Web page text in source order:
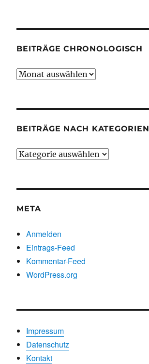
BEITRÄGE CHRONOLOGISCH
Beiträge
BEITRÄGE NACH KATEGORIEN
Beiträge
META
Anmelden
Eintrags-Feed
Kommentar-Feed
WordPress.org
Impressum
Datenschutz
Kontakt